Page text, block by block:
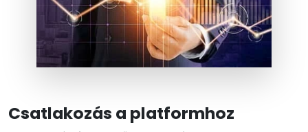
Csatlakozás a platformhoz